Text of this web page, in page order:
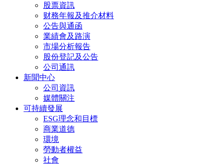
股票資訊
财務年報及推介材料
公告與通函
業績會及路演
市場分析報告
股份登記及公告
公司通訊
新聞中心
公司資訊
媒體關注
可持續發展
ESG理念和目標
商業道德
環境
勞動者權益
社會